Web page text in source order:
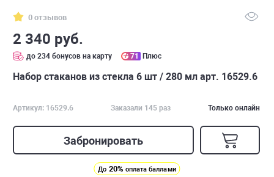
0 отзывов
2 340 руб.
до 234 бонусов на карту 71 Плюс
Набор стаканов из стекла 6 шт / 280 мл арт. 16529.6
Артикул: 16529.6 Заказали 145 раз Только онлайн
Забронировать
До 20% оплата баллами